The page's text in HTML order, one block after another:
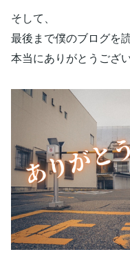
そして、
最後まで僕のブログを
本当にありがとうござ